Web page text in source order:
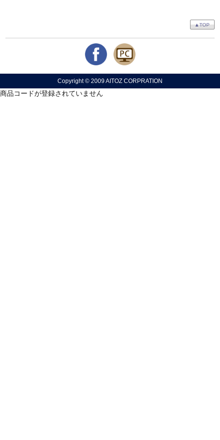
▲TOP
Copyright © 2009 AITOZ CORPRATION
商品コードが登録されていません